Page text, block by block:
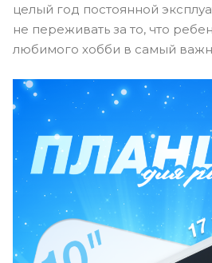
целый год постоянной
не переживать за то, что
любимого хобби в самый